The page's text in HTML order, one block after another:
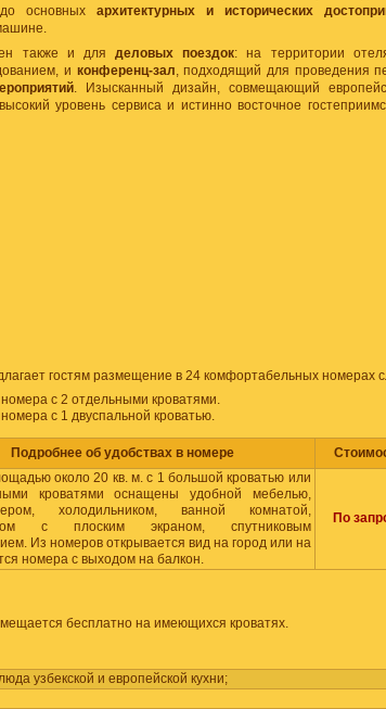
основных архитектурных и исторических
также и дляделовых поездок: на территории
и конференц-зал, подходящий для проведения
. Изысканный дизайн, совмещающий
уровень сервиса и истинно восточное
гостям размещение в 24 комфортабельных номерах
с 2 отдельными кроватями.
с 1 двуспальной кроватью.
Подробнее об удобствах в номере
около 20 кв. м. с 1 большой кроватью или
кроватями оснащены удобной мебелью,
холодильником, ванной комнатой,
с плоским экраном, спутниковым
Из номеров открывается вид на город или на
номера с выходом на балкон.
По
бесплатно на имеющихся кроватях.
узбекской и европейской кухни;